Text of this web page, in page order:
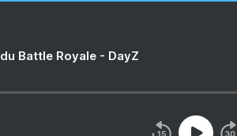
Battle Royale - DayZ